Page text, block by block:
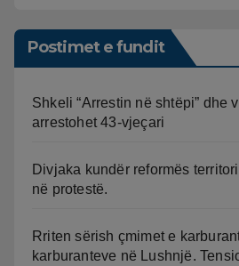
Postimet e fundit
Shkeli “Arrestin në shtëpi” dhe
arrestohet 43-vjeçari
Divjaka kundër reformës
në protestë.
Rriten sërish çmimet e
karburanteve në Lushnjë.